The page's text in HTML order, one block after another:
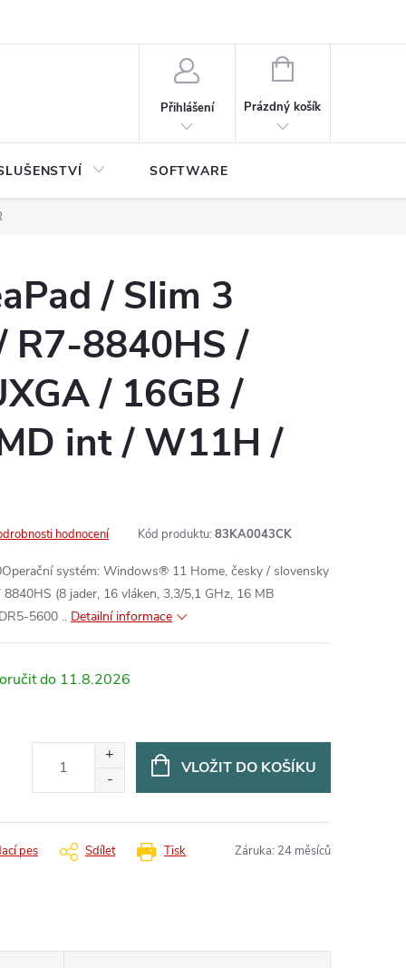
Přihlášení
NÁKUPNÍ
Prázdný košík
SOFTWARE
/ Slim 3
R7-8840HS /
/ 16GB /
int / W11H /
hodnocení Kód produktu: 83KA0043CK
systém: Windows® 11 Home, česky / slovensky
(8 jader, 16 vláken, 3,3/5,1 GHz, 16 MB
5600 .. Detailní informace
11.8.2026
VLOŽIT DO KOŠÍKU
Tisk
pes Sdílet Záruka: 24 měsíců